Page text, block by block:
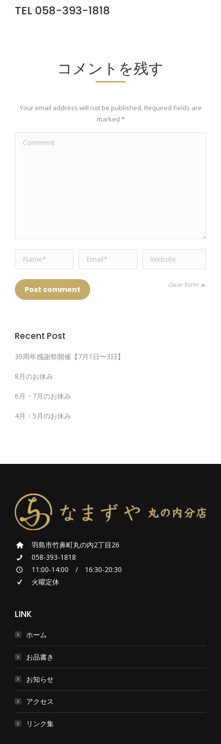
TEL 058-393-1818
コメントを残す
Your email address will not be published. Required fields are
marked *
Comment
Name * Email * Website
clear form
Post comment
Recent Post
30周年感謝祭開催【7月1日〜3日】
8月のお休み
6月・7月のお休み
4月・5月のお休み
羽島市竹鼻町丸の内2丁目26
058-393-1818
11:00-14:00 / 16:30-20:30
火曜定休
LINK
ホーム
お品書き
お知らせ
アクセス
リンク集